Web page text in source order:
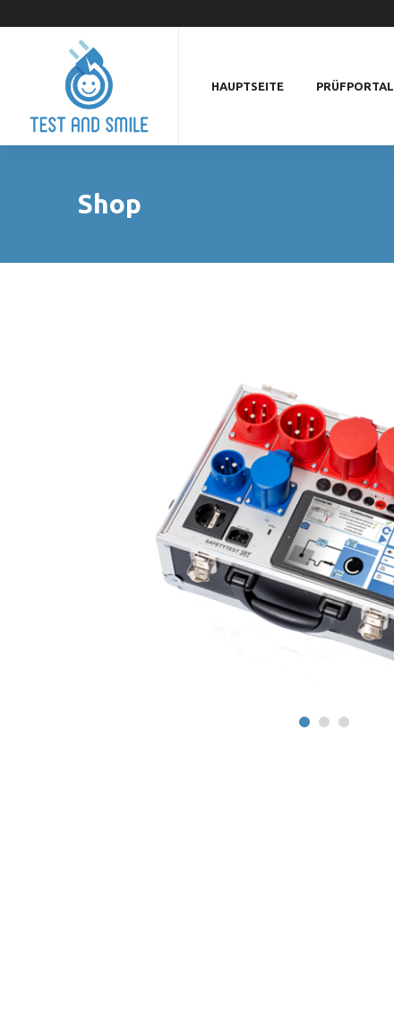
HAUPTSEITE PRÜFPORTAL
Shop